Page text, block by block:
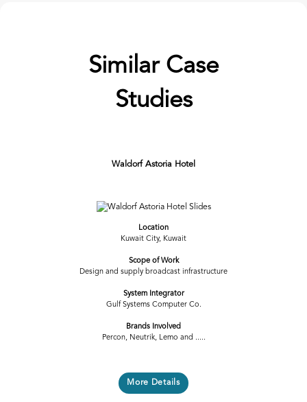
Similar Case
Studies
Waldorf Astoria Hotel
Previous
Location
Kuwait City, Kuwait
Scope of Work
Design and supply broadcast infrastructure
System Integrator
Gulf Systems Computer Co.
Brands Involved
Percon, Neutrik, Lemo and .....
More Details